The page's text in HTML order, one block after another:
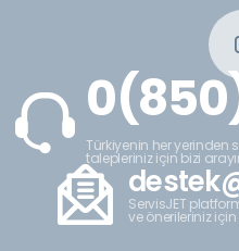
Türkiyenin her yerinden
talepleriniz için bizi
ServisJET
ve önerileriniz için